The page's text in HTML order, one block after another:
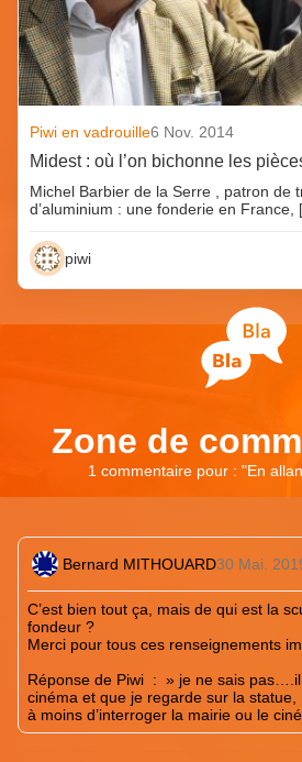
Piwi en vadrouille6 Nov. 2014
Midest : où l’on bichonne les
Michel Barbier de la Serre , patron de
d’aluminium : une fonderie en
piwi
Zone de
1 commentaire pour : "En
Bernard MITHOUARD30 Mai.
C’est bien tout ça, mais de qui est la
fondeur ?
Merci pour tous ces renseignements
Réponse de Piwi : » je ne sais pas….il
cinéma et que je regarde sur la statue,
à moins d’interroger la mairie ou le